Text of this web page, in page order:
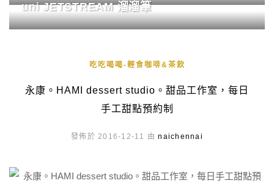
uni JETSTREAM 溜溜筆
吃吃喝喝-輕食咖啡&茶飲
永康。HAMI dessert studio。甜品工作室，每日
手工甜點預約制
發佈於 2016-12-11 由naichennai